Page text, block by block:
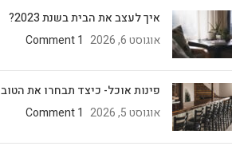
איך לעצב את הבית בשנת 2023?
אוגוסט 6, 2026
1 Comment
פינות אוכל- כיצד תבחרו את
אוגוסט 5, 2026
1 Comment